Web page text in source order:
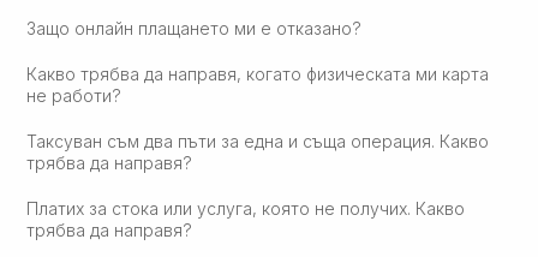
Защо онлайн плащането ми е отказано?
Какво трябва да направя, когато физическата ми карта
не работи?
Таксуван съм два пъти за една и съща операция. Какво
трябва да направя?
Платих за стока или услуга, която не получих. Какво
трябва да направя?